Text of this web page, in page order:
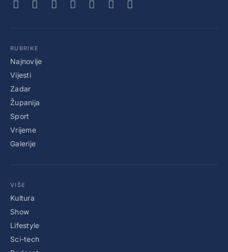
RUBRIKE
Najnovije
Vijesti
Zadar
Županija
Sport
Vrijeme
Galerije
VIŠE
Kultura
Show
Lifestyle
Sci-tech